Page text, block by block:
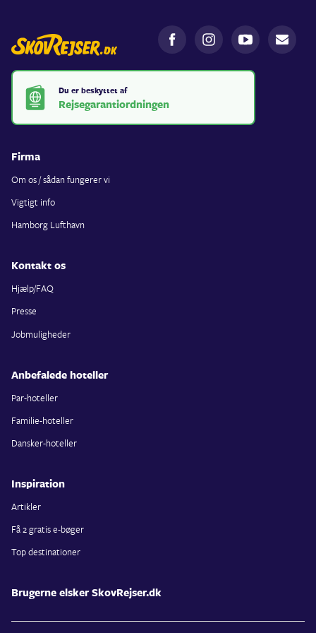
Du er beskyttet af
Rejsegarantiordningen
Firma
Om os / sådan fungerer vi
Vigtigt info
Hamborg Lufthavn
Kontakt os
Hjælp/FAQ
Presse
Jobmuligheder
Anbefalede hoteller
Par-hoteller
Familie-hoteller
Dansker-hoteller
Inspiration
Artikler
Få 2 gratis e-bøger
Top destinationer
Brugerne elsker SkovRejser.dk